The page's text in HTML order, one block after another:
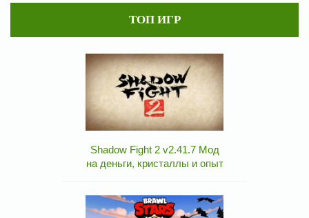
ТОП ИГР
Shadow Fight 2 v2.41.7 Мод
на деньги, кристаллы и опыт